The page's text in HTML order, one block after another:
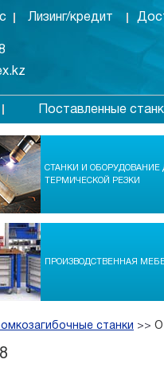
Лизинг/кредит
Поставленные
СТАНКИ И ОБОРУДОВАНИЕ
ТЕРМИЧЕСКОЙ РЕЗКИ
ПРОИЗВОДСТВЕННАЯ
станки >>